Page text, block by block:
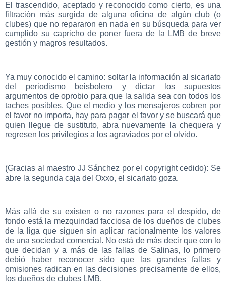
El trascendido, aceptado y reconocido como cierto, es una
filtración más surgida de alguna oficina de algún club (o
clubes) que no repararon en nada en su búsqueda para ver
cumplido su capricho de poner fuera de la LMB de breve
gestión y magros resultados.
Ya muy conocido el camino: soltar la información al sicariato
del periodismo beisbolero y dictar los supuestos
argumentos de oprobio para que la salida sea con todos los
taches posibles. Que el medio y los mensajeros cobren por
el favor no importa, hay para pagar el favor y se buscará que
quien llegue de sustituto, abra nuevamente la chequera y
regresen los privilegios a los agraviados por el olvido.
(Gracias al maestro JJ Sánchez por el copyright cedido): Se
abre la segunda caja del Oxxo, el sicariato goza.
Más allá de su existen o no razones para el despido, de
fondo está la mezquindad facciosa de los dueños de clubes
de la liga que siguen sin aplicar racionalmente los valores
de una sociedad comercial. No está de más decir que con lo
que decidan y a más de las fallas de Salinas, lo primero
debió haber reconocer sido que las grandes fallas y
omisiones radican en las decisiones precisamente de ellos,
los dueños de clubes LMB.